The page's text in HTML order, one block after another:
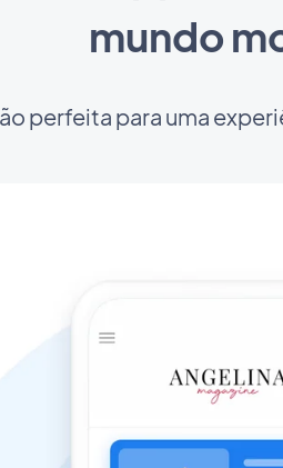
mundo
perfeita para uma